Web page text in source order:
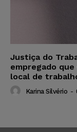
Justiça do
empregado
local de
Karina Silvério -